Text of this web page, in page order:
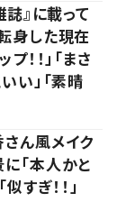
』に載って
身した現在
！！」「まさ
い」「素晴
ん風メイク
「本人かと
すぎ！！」